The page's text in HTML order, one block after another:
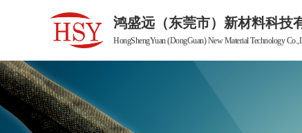
鸿盛远（东莞市）新材料科技
HongShengYuan (DongGuan) New Material Technology